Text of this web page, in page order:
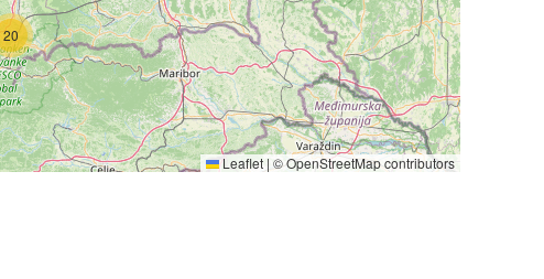
20
Leaflet | ©OpenStreetMapcontributors